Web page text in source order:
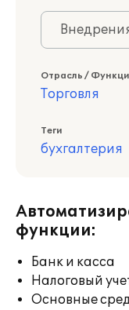
Отрасль /
Торговля
Теги
бухгалтерия
функции:
Банк и касса
Налоговый
Основные